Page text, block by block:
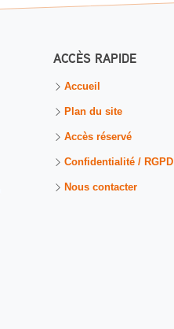
ACCÈS RAPIDE
Accueil
Plan du site
Accès réservé
Confidentialité / RGPD
Nous contacter